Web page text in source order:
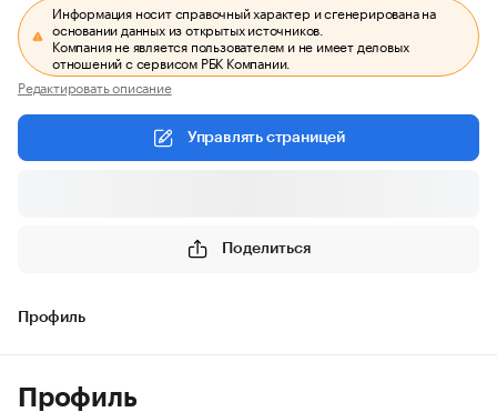
Информация носит справочный характер и сгенерирована на
основании данных из открытых источников.
Компания не является пользователем и не имеет деловых
отношений с сервисом РБК Компании.
Редактировать описание
Управлять страницей
Поделиться
Профиль
Профиль